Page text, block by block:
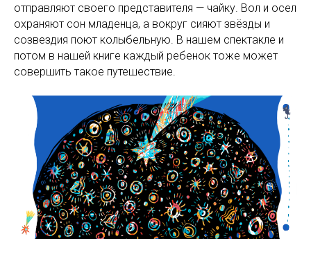
отправляют своего представителя — чайку. Вол и осел
охраняют сон младенца, а вокруг сияют звёзды и
созвездия поют колыбельную. В нашем спектакле и
потом в нашей книге каждый ребенок тоже может
совершить такое путешествие.